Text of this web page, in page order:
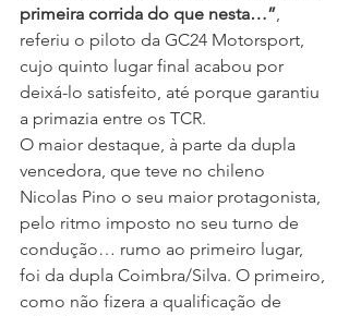
primeira corrida do que nesta…”,
referiu o piloto da GC24 Motorsport,
cujo quinto lugar final acabou por
deixá-lo satisfeito, até porque garantiu
a primazia entre os TCR.
O maior destaque, à parte da dupla
vencedora, que teve no chileno
Nicolas Pino o seu maior protagonista,
pelo ritmo imposto no seu turno de
condução… rumo ao primeiro lugar,
foi da dupla Coimbra/Silva. O primeiro,
como não fizera a qualificação de